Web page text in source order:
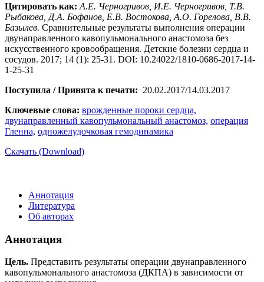
Цитировать как: А.Е. Черногривов, И.Е. Черногривов, Т.В.
Рыбакова, Д.А. Бофанов, Е.В. Востокова, А.О. Горелова, В.В.
Базылев. Сравнительные результаты выполнения операции
двунаправленного кавопульмонального анастомоза без
искусственного кровообращения. Детские болезни сердца и
сосудов. 2017; 14 (1): 25-31. DOI: 10.24022/1810-0686-2017-14-
1-25-31
Поступила / Принята к печати: 20.02.2017/14.03.2017
Ключевые слова: врожденные пороки сердца,
двунаправленный кавопульмональный анастомоз, операция
Гленна, одножелудочковая гемодинамика
Скачать (Download)
Аннотация
Литература
Об авторах
Аннотация
Цель. Представить результаты операции двунаправленного
кавопульмонального анастомоза (ДКПА) в зависимости от